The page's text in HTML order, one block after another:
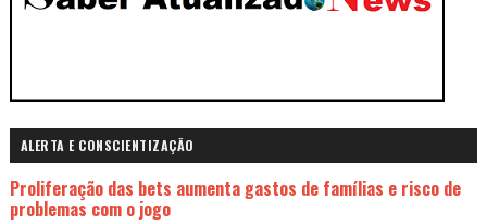
ALERTA E CONSCIENTIZAÇÃO
Proliferação das bets aumenta gastos de famílias e risco de
problemas com o jogo